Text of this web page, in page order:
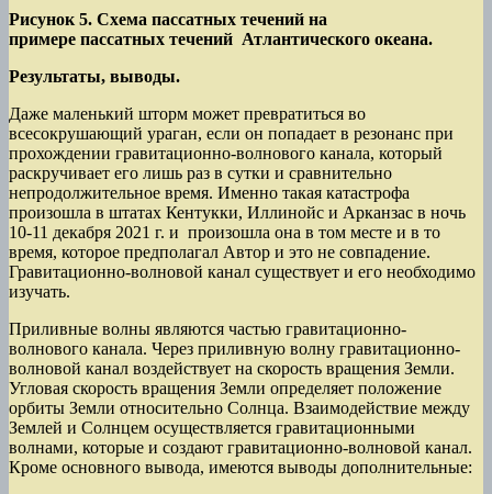
Рисунок 5. Схема пассатных течений на
примере пассатных течений Атлантического океана.
Результаты, выводы.
Даже маленький шторм может превратиться во
всесокрушающий ураган, если он попадает в резонанс при
прохождении гравитационно-волнового канала, который
раскручивает его лишь раз в сутки и сравнительно
непродолжительное время. Именно такая катастрофа
произошла в штатах Кентукки, Иллинойс и Арканзас в ночь
10-11 декабря 2021 г. и произошла она в том месте и в то
время, которое предполагал Автор и это не совпадение.
Гравитационно-волновой канал существует и его необходимо
изучать.
Приливные волны являются частью гравитационно-
волнового канала. Через приливную волну гравитационно-
волновой канал воздействует на скорость вращения Земли.
Угловая скорость вращения Земли определяет положение
орбиты Земли относительно Солнца. Взаимодействие между
Землей и Солнцем осуществляется гравитационными
волнами, которые и создают гравитационно-волновой канал.
Кроме основного вывода, имеются выводы дополнительные: